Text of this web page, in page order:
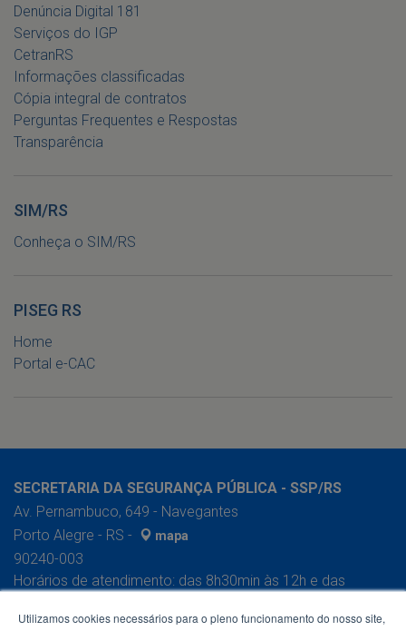
Denúncia Digital 181
Serviços do IGP
CetranRS
Informações classificadas
Cópia integral de contratos
Perguntas Frequentes e Respostas
Transparência
SIM/RS
Conheça o SIM/RS
PISEG RS
Home
Portal e-CAC
SECRETARIA DA SEGURANÇA PÚBLICA - SSP/RS
Av. Pernambuco, 649 - Navegantes
Porto Alegre - RS -
mapa
90240-003
Horários de atendimento: das 8h30min às 12h e das
Utilizamos cookies necessários para o pleno funcionamento do nosso site,